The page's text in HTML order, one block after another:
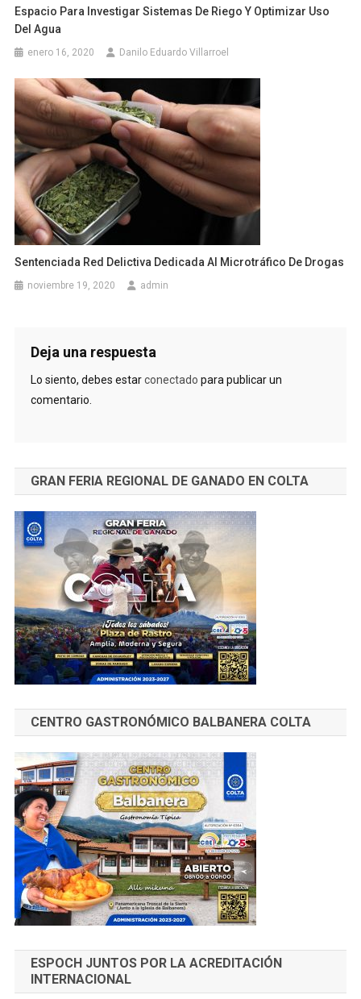
Espacio Para Investigar Sistemas De Riego Y Optimizar Uso
Del Agua
enero 16, 2020 Danilo Eduardo Villarroel
Sentenciada Red Delictiva Dedicada Al Microtráfico De Drogas
noviembre 19, 2020 admin
Deja una respuesta
Lo siento, debes estarconectado para publicar un
comentario.
GRAN FERIA REGIONAL DE GANADO EN COLTA
CENTRO GASTRONÓMICO BALBANERA COLTA
ESPOCH JUNTOS POR LA ACREDITACIÓN
INTERNACIONAL